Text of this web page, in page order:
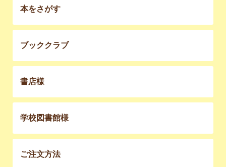
本をさがす
ブッククラブ
書店様
学校図書館様
ご注文方法